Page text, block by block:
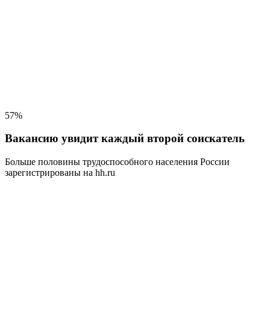
57%
Вакансию увидит каждый второй соискатель
Больше половины трудоспособного населения России
зарегистрированы на hh.ru